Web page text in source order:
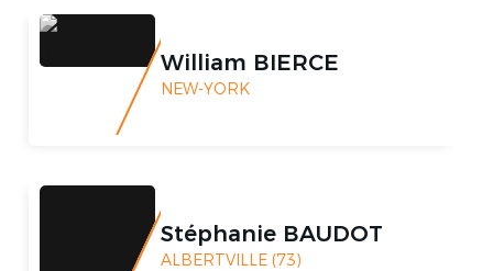
William BIERCE
NEW-YORK
Stéphanie BAUDOT
ALBERTVILLE (73)